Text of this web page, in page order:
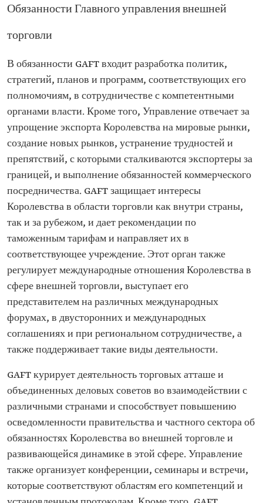
Обязанности Главного управления внешней
торговли
В обязанности GAFT входит разработка политик,
стратегий, планов и программ, соответствующих его
полномочиям, в сотрудничестве с компетентными
органами власти. Кроме того, Управление отвечает за
упрощение экспорта Королевства на мировые рынки,
создание новых рынков, устранение трудностей и
препятствий, с которыми сталкиваются экспортеры за
границей, и выполнение обязанностей коммерческого
посредничества. GAFT защищает интересы
Королевства в области торговли как внутри страны,
так и за рубежом, и дает рекомендации по
таможенным тарифам и направляет их в
соответствующее учреждение. Этот орган также
регулирует международные отношения Королевства в
сфере внешней торговли, выступает его
представителем на различных международных
форумах, в двусторонних и международных
соглашениях и при региональном сотрудничестве, а
также поддерживает такие виды деятельности.
GAFT курирует деятельность торговых атташе и
объединенных деловых советов во взаимодействии с
различными странами и способствует повышению
осведомленности правительства и частного сектора об
обязанностях Королевства во внешней торговле и
развивающейся динамике в этой сфере. Управление
также организует конференции, семинары и встречи,
которые соответствуют областям его компетенций и